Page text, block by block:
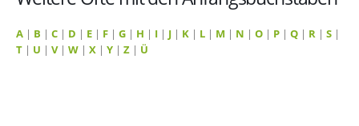
A | B | C | D | E | F | G | H | I | J | K | L | M | N | O | P | Q | R | S |
T | U | V| W | X | Y | Z | Ü